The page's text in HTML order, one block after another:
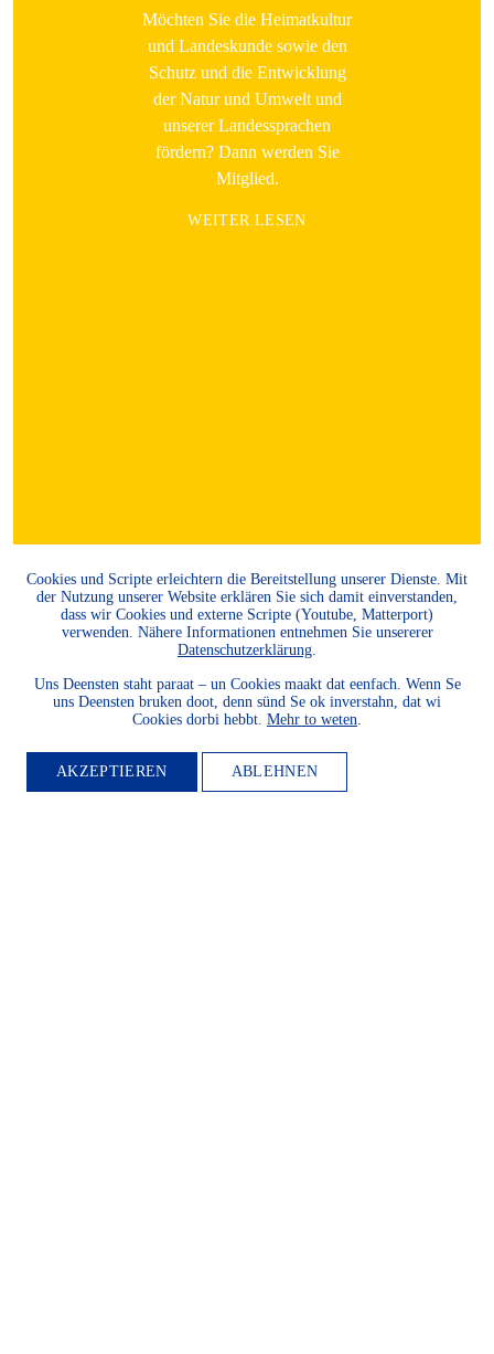
Möchten Sie die Heimatkultur
und Landeskunde sowie den
Schutz und die Entwicklung
der Natur und Umwelt und
unserer Landessprachen
fördern? Dann werden Sie
Mitglied.
WEITER LESEN
Cookies und Scripte erleichtern die Bereitstellung unserer Dienste. Mit
der Nutzung unserer Website erklären Sie sich damit einverstanden,
dass wir Cookies und externe Scripte (Youtube, Matterport)
verwenden. Nähere Informationen entnehmen Sie unsererer
Datenschutzerklärung
Uns Deensten staht paraat – un Cookies maakt dat eenfach. Wenn Se
uns Deensten bruken doot, denn sünd Se ok inverstahn, dat wi
Cookies dorbi hebbt. Mehr to weten
AKZEPTIEREN ABLEHNEN